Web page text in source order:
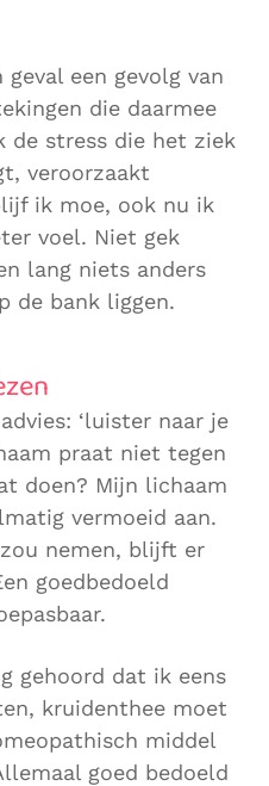
een gevolg van
die daarmee
de stress die het ziek
veroorzaakt
ik moe, ook nu ik
voel. Niet gek
lang niets anders
de bank liggen.
‘luister naar je
praat niet tegen
doen? Mijn lichaam
vermoeid aan.
nemen, blijft er
goedbedoeld
gehoord dat ik eens
kruidenthee moet
middel
goed bedoeld